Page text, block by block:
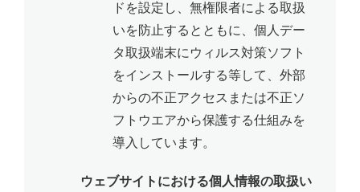
ドを設定し、無権限者による取扱
いを防止するとともに、個人デー
タ取扱端末にウィルス対策ソフト
をインストールする等して、外部
からの不正アクセスまたは不正ソ
フトウエアから保護する仕組みを
導入しています。
ウェブサイトにおける個人情報の取扱い